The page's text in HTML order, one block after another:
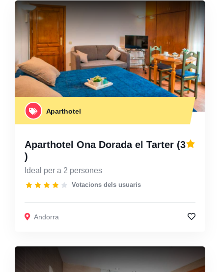
Aparthotel
Aparthotel Ona Dorada el Tarter (3
)
Ideal per a 2 persones
Votacions dels usuaris
Andorra